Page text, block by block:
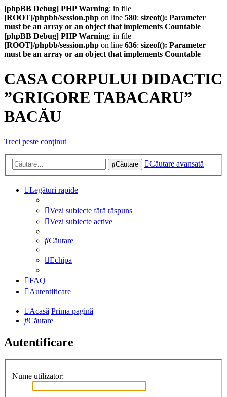
[phpBB Debug] PHP Warning: in file
[ROOT]/phpbb/session.php on line 580: sizeof(): Parameter
must be an array or an object that implements Countable
[phpBB Debug] PHP Warning: in file
[ROOT]/phpbb/session.php on line 636: sizeof(): Parameter
must be an array or an object that implements Countable
CASA CORPULUI DIDACTIC
”GRIGORE TABACARU”
BACĂU
Treci peste conţinut
Căutare Căutare avansată
Legături rapide
Vezi subiecte fără răspuns
Vezi subiecte active
Căutare
Echipa
FAQ
Autentificare
Acasă Prima pagină
Căutare
Autentificare
Nume utilizator: